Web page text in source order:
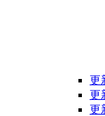
更
更
更